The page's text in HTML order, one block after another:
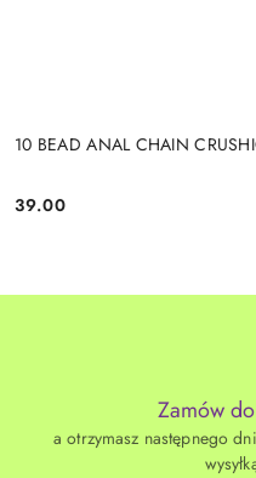
10 BEAD ANAL CHAIN
Cena:
39.00
Zamów
a otrzymasz następnego